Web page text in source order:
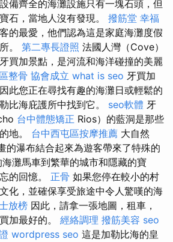
備齊全的海灘設施只有一塊石頭，但
石，當地人沒有發現。 撥筋堂 幸福
的最愛，他們認為這是家庭海灘度假
。 第二專長證照 法國人灣（Cove）
買加景點，是河流和海洋碰撞的美麗
整骨 協會成立 what is seo 牙買加
此您正在尋找有趣的海灘日或輕鬆的
比海庇護所中找到它。 seo軟體 牙
台中體態矯正 Rios）的藍洞是那些
地。 台中西屯區按摩推薦 大自然
的瀑布結合起來為遊客帶來了特殊的
灘馬車到繁華的城市和隱藏的寶
的回憶。 正骨 如果您停在較小的村
化，並確保享受旅途中令人驚嘆的海
放榜 因此，請拿一張地圖，租車，
加最好的。 經絡調理 撥筋美容 seo
wordpress seo 這是加勒比海的皇